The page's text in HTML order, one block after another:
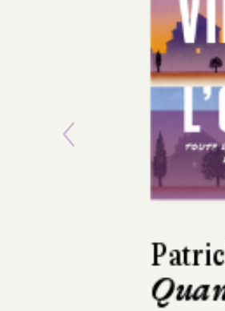
Previous